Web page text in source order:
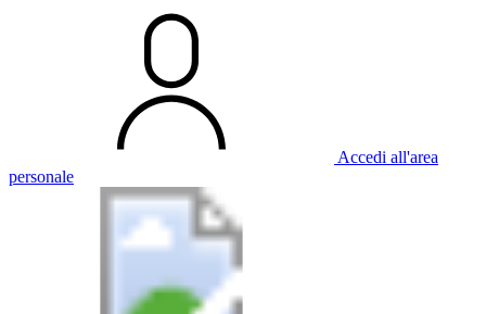
Accedi all'area
personale